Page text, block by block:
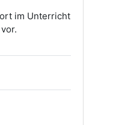
im Unterricht
vor.